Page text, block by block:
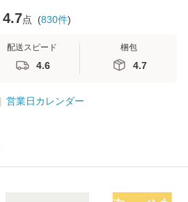
4.7点 (830件)
配送スピード
4.6
梱包
4.7
営業日カレンダー